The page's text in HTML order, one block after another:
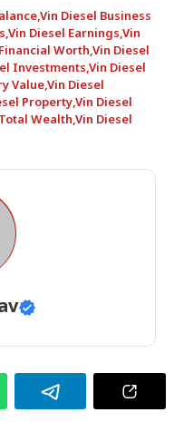
,Vin Diesel Business
,Vin Diesel Earnings,Vin
Worth,Vin Diesel
Investments,Vin Diesel
Value,Vin Diesel
Property,Vin Diesel
Wealth,Vin Diesel